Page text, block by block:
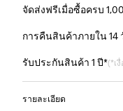
จัดส่งฟรีเมื่อซื้อครบ
การคืนสินค้าภายใน
รับประกันสินค้า 1 ปี*(*เ
รายละเอียด